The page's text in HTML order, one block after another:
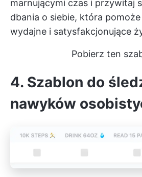
marnującymi czas i przywitaj
dbania o siebie, która
wydajne i satysfakcjonujące
Pobierz ten
4. Szablon do
nawyków